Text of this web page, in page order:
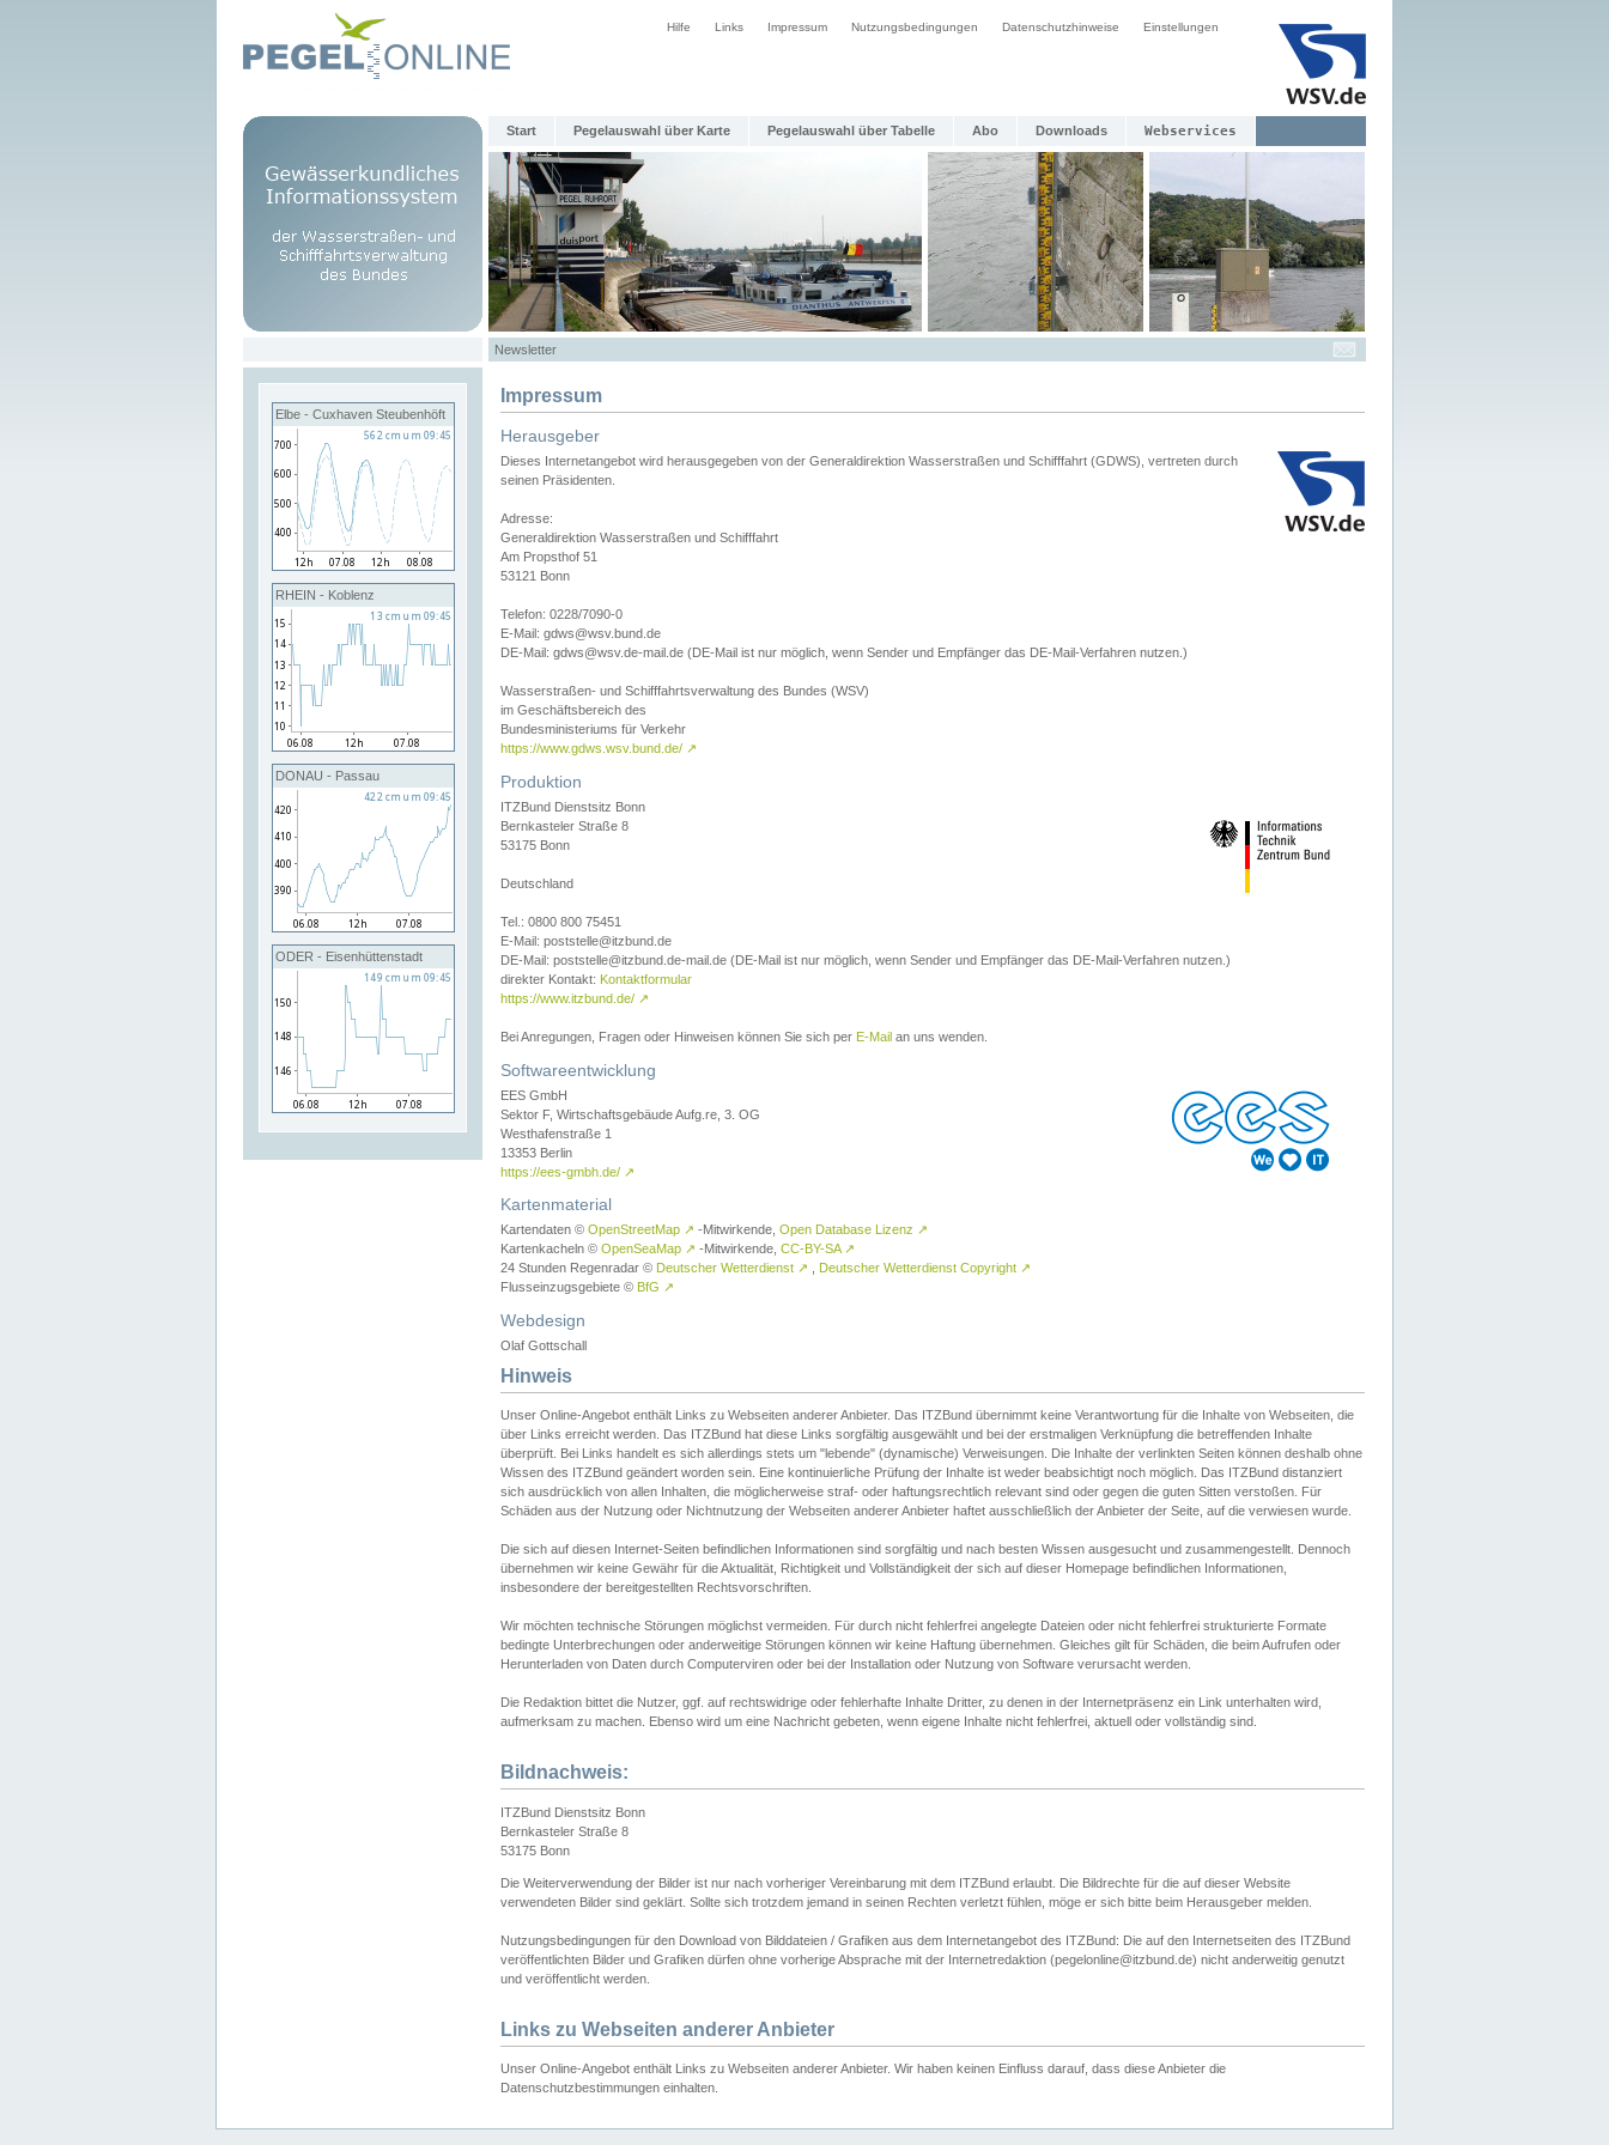
Hilfe Links Impressum Nutzungsbedingungen Datenschutzhinweise Einstellungen
Start Pegelauswahl über Karte Pegelauswahl über Tabelle Abo Downloads Webservices
Newsletter
Elbe - Cuxhaven Steubenhöft
RHEIN - Koblenz
DONAU - Passau
ODER - Eisenhüttenstadt
Impressum
Herausgeber
Dieses Internetangebot wird herausgegeben von der Generaldirektion Wasserstraßen und Schifffahrt (GDWS), vertreten durch
seinen Präsidenten.
Adresse:
Generaldirektion Wasserstraßen und Schifffahrt
Am Propsthof 51
53121 Bonn
Telefon: 0228/7090-0
E-Mail: gdws@wsv.bund.de
DE-Mail: gdws@wsv.de-mail.de (DE-Mail ist nur möglich, wenn Sender und Empfänger das DE-Mail-Verfahren nutzen.)
Wasserstraßen- und Schifffahrtsverwaltung des Bundes (WSV)
im Geschäftsbereich des
Bundesministeriums für Verkehr
https://www.gdws.wsv.bund.de/ ↗
Produktion
ITZBund Dienstsitz Bonn
Bernkasteler Straße 8
53175 Bonn
Deutschland
Tel.: 0800 800 75451
E-Mail: poststelle@itzbund.de
DE-Mail: poststelle@itzbund.de-mail.de (DE-Mail ist nur möglich, wenn Sender und Empfänger das DE-Mail-Verfahren nutzen.)
direkter Kontakt: Kontaktformular
https://www.itzbund.de/ ↗
Bei Anregungen, Fragen oder Hinweisen können Sie sich per E-Mail an uns wenden.
Softwareentwicklung
EES GmbH
Sektor F, Wirtschaftsgebäude Aufg.re, 3. OG
Westhafenstraße 1
13353 Berlin
https://ees-gmbh.de/ ↗
Kartenmaterial
Kartendaten © OpenStreetMap ↗ -Mitwirkende, Open Database Lizenz ↗
Kartenkacheln © OpenSeaMap ↗ -Mitwirkende, CC-BY-SA ↗
24 Stunden Regenradar © Deutscher Wetterdienst ↗ Deutscher Wetterdienst Copyright ↗
Flusseinzugsgebiete © BfG ↗
Webdesign
Olaf Gottschall
Hinweis
Unser Online-Angebot enthält Links zu Webseiten anderer Anbieter. Das ITZBund übernimmt keine Verantwortung für die Inhalte von Webseiten, die
über Links erreicht werden. Das ITZBund hat diese Links sorgfältig ausgewählt und bei der erstmaligen Verknüpfung die betreffenden Inhalte
überprüft. Bei Links handelt es sich allerdings stets um "lebende" (dynamische) Verweisungen. Die Inhalte der verlinkten Seiten können deshalb ohne
Wissen des ITZBund geändert worden sein. Eine kontinuierliche Prüfung der Inhalte ist weder beabsichtigt noch möglich. Das ITZBund distanziert
sich ausdrücklich von allen Inhalten, die möglicherweise straf- oder haftungsrechtlich relevant sind oder gegen die guten Sitten verstoßen. Für
Schäden aus der Nutzung oder Nichtnutzung der Webseiten anderer Anbieter haftet ausschließlich der Anbieter der Seite, auf die verwiesen wurde.
Die sich auf diesen Internet-Seiten befindlichen Informationen sind sorgfältig und nach besten Wissen ausgesucht und zusammengestellt. Dennoch
übernehmen wir keine Gewähr für die Aktualität, Richtigkeit und Vollständigkeit der sich auf dieser Homepage befindlichen Informationen,
insbesondere der bereitgestellten Rechtsvorschriften.
Wir möchten technische Störungen möglichst vermeiden. Für durch nicht fehlerfrei angelegte Dateien oder nicht fehlerfrei strukturierte Formate
bedingte Unterbrechungen oder anderweitige Störungen können wir keine Haftung übernehmen. Gleiches gilt für Schäden, die beim Aufrufen oder
Herunterladen von Daten durch Computerviren oder bei der Installation oder Nutzung von Software verursacht werden.
Die Redaktion bittet die Nutzer, ggf. auf rechtswidrige oder fehlerhafte Inhalte Dritter, zu denen in der Internetpräsenz ein Link unterhalten wird,
aufmerksam zu machen. Ebenso wird um eine Nachricht gebeten, wenn eigene Inhalte nicht fehlerfrei, aktuell oder vollständig sind.
Bildnachweis:
ITZBund Dienstsitz Bonn
Bernkasteler Straße 8
53175 Bonn
Die Weiterverwendung der Bilder ist nur nach vorheriger Vereinbarung mit dem ITZBund erlaubt. Die Bildrechte für die auf dieser Website
verwendeten Bilder sind geklärt. Sollte sich trotzdem jemand in seinen Rechten verletzt fühlen, möge er sich bitte beim Herausgeber melden.
Nutzungsbedingungen für den Download von Bilddateien / Grafiken aus dem Internetangebot des ITZBund: Die auf den Internetseiten des ITZBund
veröffentlichten Bilder und Grafiken dürfen ohne vorherige Absprache mit der Internetredaktion (pegelonline@itzbund.de) nicht anderweitig genutzt
und veröffentlicht werden.
Links zu Webseiten anderer Anbieter
Unser Online-Angebot enthält Links zu Webseiten anderer Anbieter. Wir haben keinen Einfluss darauf, dass diese Anbieter die
Datenschutzbestimmungen einhalten.